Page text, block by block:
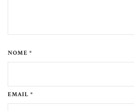
NOME *
EMAIL *